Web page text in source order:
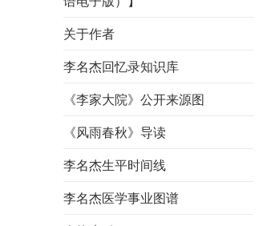
关于作者
李名杰回忆录知识库
《李家大院》公开来源图
《风雨春秋》导读
李名杰生平时间线
李名杰医学事业图谱